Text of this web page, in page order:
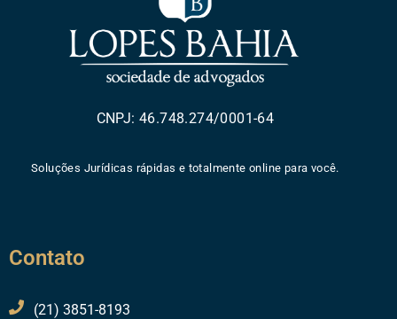
CNPJ: 46.748.274/0001-64
Soluções Jurídicas rápidas e totalmente online para você.
Contato
(21) 3851-8193